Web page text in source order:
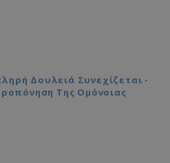
Δουλειά Συνεχίζεται -
Της Ομόνοιας